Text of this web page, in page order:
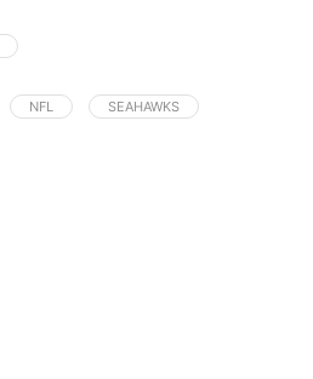
NFL SEAHAWKS